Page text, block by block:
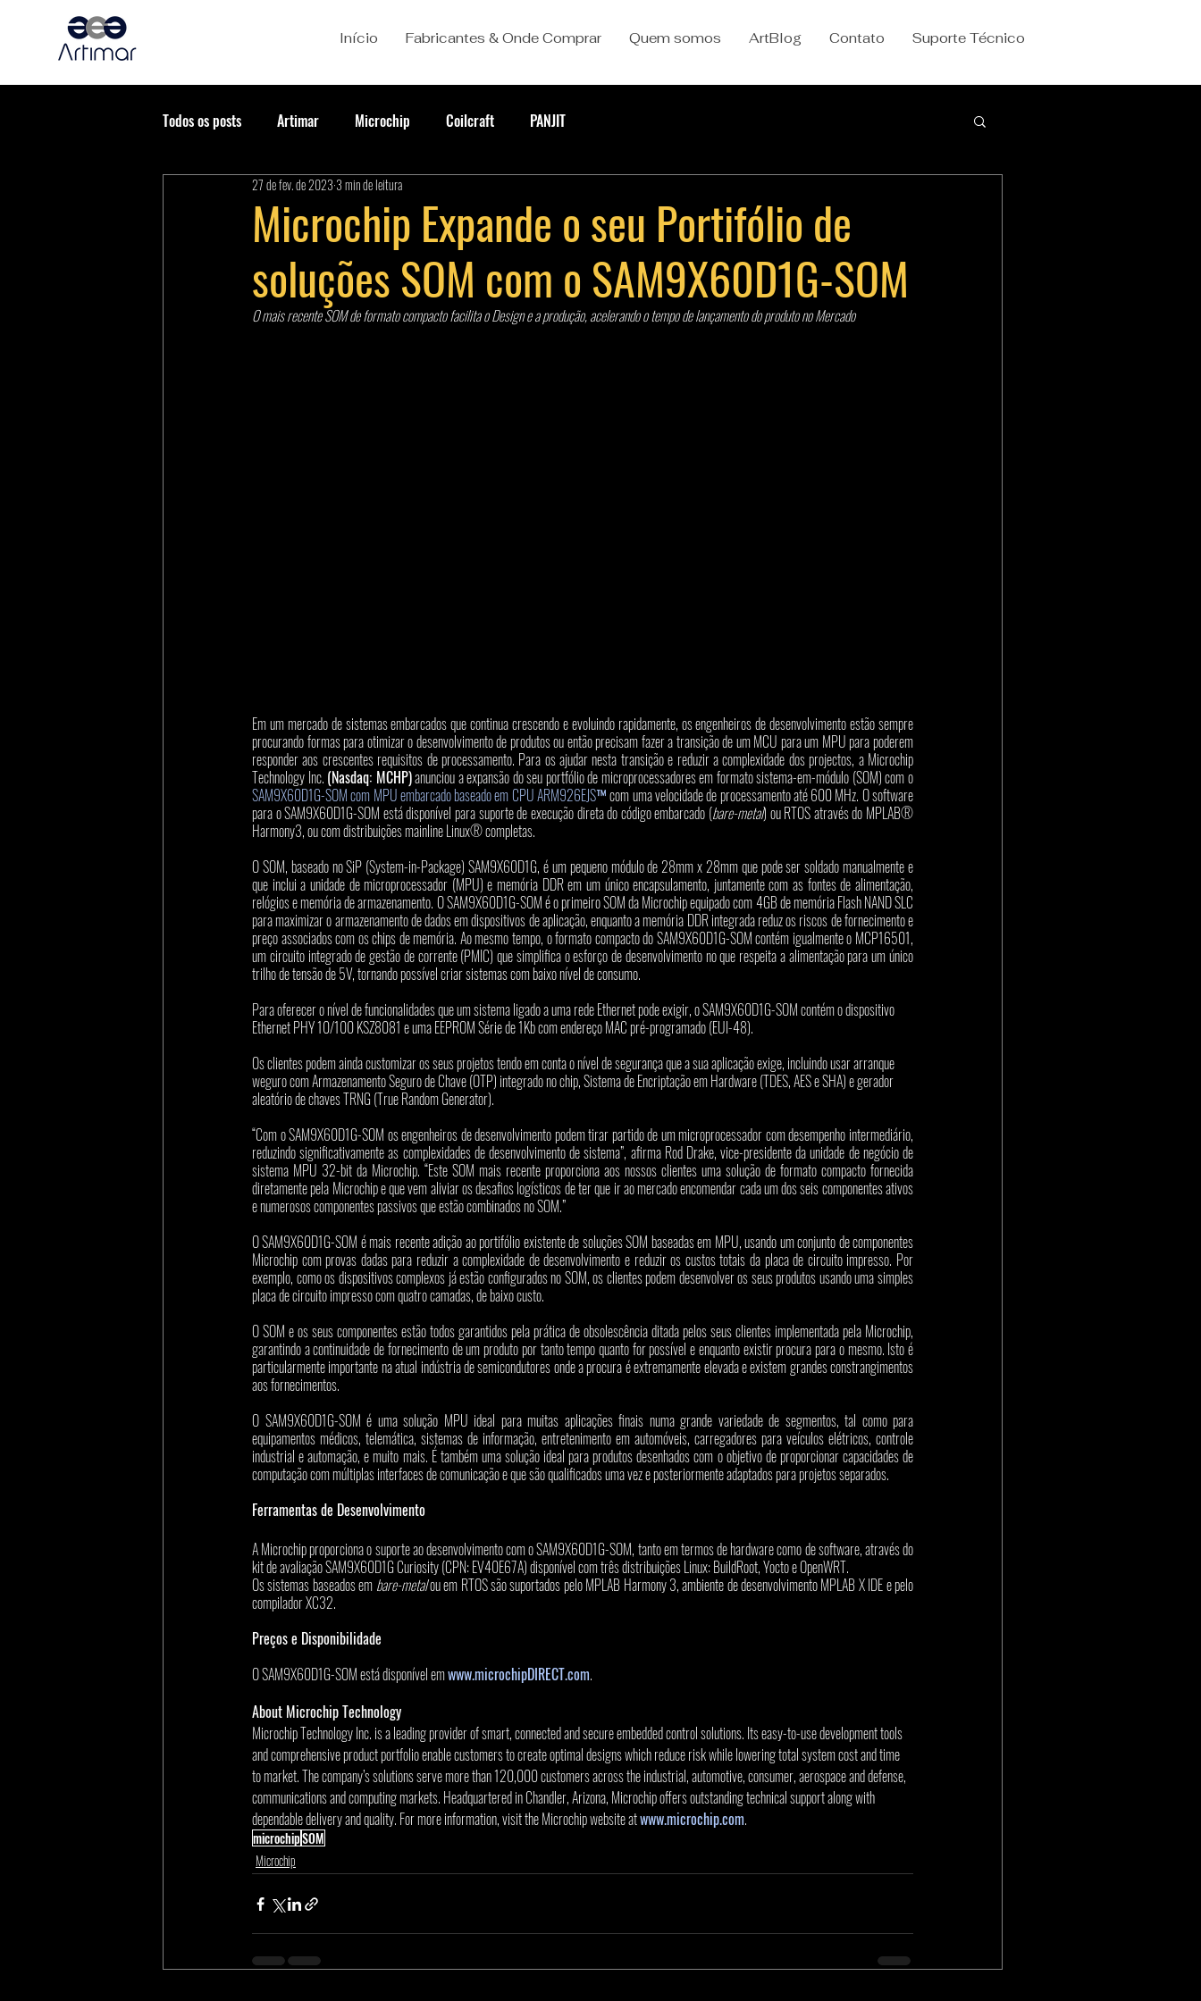
Início Fabricantes & Onde Comprar Quem somos ArtBlog Contato Suporte Técnico
Todos os posts Artimar Microchip Coilcraft PANJIT
Microchip Expande o seu Portifólio de
soluções SOM com o SAM9X60D1G-SOM
27 de fev. de 2023 3 min de leitura
O mais recente SOM de formato compacto facilita o Design e a produção, acelerando o tempo de lançamento do produto no Mercado
Em um mercado de sistemas embarcados que continua crescendo e evoluindo rapidamente, os engenheiros de desenvolvimento estão sempre
procurando formas para otimizar o desenvolvimento de produtos ou então precisam fazer a transição de um MCU para um MPU para poderem
responder aos crescentes requisitos de processamento. Para os ajudar nesta transição e reduzir a complexidade dos projectos, a Microchip
Technology Inc. (Nasdaq: MCHP)
SAM9X60D1G-SOM com MPU embarcado baseado em CPU ARM926EJS™ com uma velocidade de processamento até 600 MHz. O software
para o SAM9X60D1G-SOM está disponível para suporte de execução direta do código embarcado (bare-metal) ou RTOS através do MPLAB®
Harmony3, ou com distribuições mainline Linux® completas.
O SOM, baseado no SiP (System-in-Package) SAM9X60D1G, é um pequeno módulo de 28mm x 28mm que pode ser soldado manualmente e
que inclui a unidade de microprocessador (MPU) e memória DDR em um único encapsulamento, juntamente com as fontes de alimentação,
relógios e memória de armazenamento. O SAM9X60D1G-SOM é o primeiro SOM da Microchip equipado com 4GB de memória Flash NAND SLC
para maximizar o armazenamento de dados em dispositivos de aplicação, enquanto a memória DDR integrada reduz os riscos de fornecimento e
preço associados com os chips de memória. Ao mesmo tempo, o formato compacto do SAM9X60D1G-SOM contém igualmente o MCP16501,
um circuito integrado de gestão de corrente (PMIC) que simplifica o esforço de desenvolvimento no que respeita a alimentação para um único
trilho de tensão de 5V, tornando possível criar sistemas com baixo nível de consumo.
Para oferecer o nível de funcionalidades que um sistema ligado a uma rede Ethernet pode exigir, o SAM9X60D1G-SOM contém o dispositivo
Ethernet PHY 10/100 KSZ8081 e uma EEPROM Série de 1Kb com endereço MAC pré-programado (EUI-48).
Os clientes podem ainda customizar os seus projetos tendo em conta o nível de segurança que a sua aplicação exige, incluindo usar arranque
weguro com Armazenamento Seguro de Chave (OTP) integrado no chip, Sistema de Encriptação em Hardware (TDES, AES e SHA) e gerador
aleatório de chaves TRNG (True Random Generator).
“Com o SAM9X60D1G-SOM os engenheiros de desenvolvimento podem tirar partido de um microprocessador com desempenho intermediário,
reduzindo significativamente as complexidades de desenvolvimento de sistema”, afirma Rod Drake, vice-presidente da unidade de negócio de
sistema MPU 32-bit da Microchip. “Este SOM mais recente proporciona aos nossos clientes uma solução de formato compacto fornecida
diretamente pela Microchip e que vem aliviar os desafios logísticos de ter que ir ao mercado encomendar cada um dos seis componentes ativos
e numerosos componentes passivos que estão combinados no SOM.”
O SAM9X60D1G-SOM é mais recente adição ao portifólio existente de soluções SOM baseadas em MPU, usando um conjunto de componentes
Microchip com provas dadas para reduzir a complexidade de desenvolvimento e reduzir os custos totais da placa de circuito impresso. Por
exemplo, como os dispositivos complexos já estão configurados no SOM, os clientes podem desenvolver os seus produtos usando uma simples
placa de circuito impresso com quatro camadas, de baixo custo.
O SOM e os seus componentes estão todos garantidos pela prática de obsolescência ditada pelos seus clientes implementada pela Microchip,
garantindo a continuidade de fornecimento de um produto por tanto tempo quanto for possível e enquanto existir procura para o mesmo. Isto é
particularmente importante na atual indústria de semicondutores onde a procura é extremamente elevada e existem grandes constrangimentos
aos fornecimentos.
O SAM9X60D1G-SOM é uma solução MPU ideal para muitas aplicações finais numa grande variedade de segmentos, tal como para
equipamentos médicos, telemática, sistemas de informação, entretenimento em automóveis, carregadores para veículos elétricos, controle
industrial e automação, e muito mais. É também uma solução ideal para produtos desenhados com o objetivo de proporcionar capacidades de
computação com múltiplas interfaces de comunicação e que são qualificados uma vez e posteriormente adaptados para projetos separados.
Ferramentas de Desenvolvimento
A Microchip proporciona o suporte ao desenvolvimento com o SAM9X60D1G-SOM, tanto em termos de hardware como de software, através do
kit de avaliação SAM9X60D1G Curiosity (CPN: EV40E67A) disponível com três distribuições Linux: BuildRoot, Yocto e OpenWRT.
Os sistemas baseados em bare-metal ou em RTOS são suportados pelo MPLAB Harmony 3, ambiente de desenvolvimento MPLAB X IDE e pelo
compilador XC32.
Preços e Disponibilidade
O SAM9X60D1G-SOM está disponível em www.microchipDIRECT.com.
About Microchip Technology
Microchip Technology Inc. is a leading provider of smart, connected and secure embedded control solutions. Its easy-to-use development tools
and comprehensive product portfolio enable customers to create optimal designs which reduce risk while lowering total system cost and time
to market. The company’s solutions serve more than 120,000 customers across the industrial, automotive, consumer, aerospace and defense,
communications and computing markets. Headquartered in Chandler, Arizona, Microchip offers outstanding technical support along with
dependable delivery and quality. For more information, visit the Microchip website at www.microchip.com.
microchipSOM
Microchip